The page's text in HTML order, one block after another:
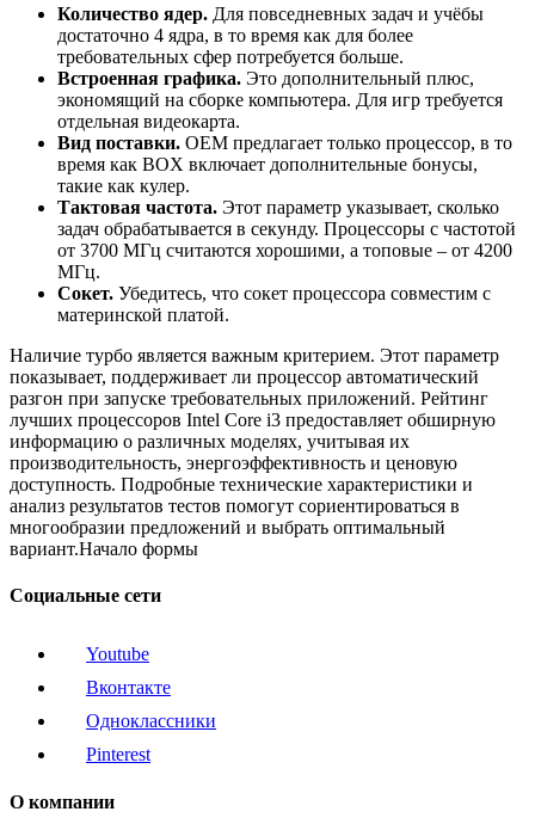
Количество ядер. Для повседневных задач и учёбы
достаточно 4 ядра, в то время как для более
требовательных сфер потребуется больше.
Встроенная графика. Это дополнительный плюс,
экономящий на сборке компьютера. Для игр требуется
отдельная видеокарта.
Вид поставки. OEM предлагает только процессор, в то
время как BOX включает дополнительные бонусы,
такие как кулер.
Тактовая частота. Этот параметр указывает, сколько
задач обрабатывается в секунду. Процессоры с частотой
от 3700 МГц считаются хорошими, а топовые – от 4200
МГц.
Сокет. Убедитесь, что сокет процессора совместим с
материнской платой.
Наличие турбо является важным критерием. Этот параметр
показывает, поддерживает ли процессор автоматический
разгон при запуске требовательных приложений. Рейтинг
лучших процессоров Intel Core i3 предоставляет обширную
информацию о различных моделях, учитывая их
производительность, энергоэффективность и ценовую
доступность. Подробные технические характеристики и
анализ результатов тестов помогут сориентироваться в
многообразии предложений и выбрать оптимальный
вариант.Начало формы
Социальные сети
Youtube
Вконтакте
Одноклассники
Pinterest
О компании